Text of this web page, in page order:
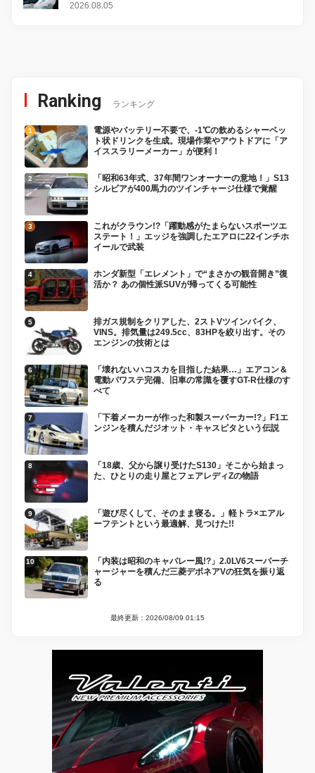
2026.08.05
Ranking ランキング
電源やバッテリー不要で、-1℃の飲めるシャーベッ
ト状ドリンクを生成。現場作業やアウトドアに「ア
イススラリーメーカー」が便利！
「昭和63年式、37年間ワンオーナーの意地！」S13
シルビアが400馬力のツインチャージ仕様で覚醒
これがクラウン!?「躍動感がたまらないスポーツエ
ステート！」エッジを強調したエアロに22インチホ
イールで武装
ホンダ新型「エレメント」で“まさかの観音開き”復
活か？ あの個性派SUVが帰ってくる可能性
排ガス規制をクリアした、2ストVツインバイク、
VINS。排気量は249.5cc、83HPを絞り出す。その
エンジンの技術とは
「壊れないハコスカを目指した結果…」エアコン＆
電動パワステ完備、旧車の常識を覆すGT-R仕様のす
べて
「下着メーカーが作った和製スーパーカー!?」F1エ
ンジンを積んだジオット・キャスピタという伝説
「18歳、父から譲り受けたS130」そこから始まっ
た、ひとりの走り屋とフェアレディZの物語
「遊び尽くして、そのまま寝る。」軽トラ×エアル
ーフテントという最適解、見つけた!!
「内装は昭和のキャバレー風!?」2.0LV6スーパーチ
ャージャーを積んだ三菱デボネアVの狂気を振り返
る
最終更新：2026/08/09 01:15